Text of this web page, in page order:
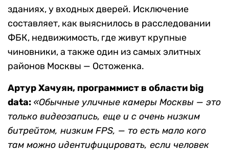
зданиях, у входных дверей. Исключение
составляет, как выяснилось в расследовании
ФБК, недвижимость, где живут крупные
чиновники, а также один из самых элитных
районов Москвы — Остоженка.
Артур Хачуян, программист в области big
data: «Обычные уличные камеры Москвы — это
только видеозапись, еще и с очень низким
битрейтом, низким FPS, — то есть мало кого
там можно идентифицировать, если человек